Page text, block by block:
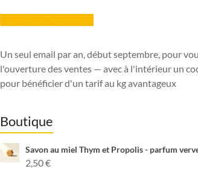
Un seul email par an, début septembre, pour
l'ouverture des ventes — avec à l'intérieur un
pour bénéficier d'un tarif au kg avantageux
Boutique
Savon au miel Thym et Propolis - parfum
2,50€